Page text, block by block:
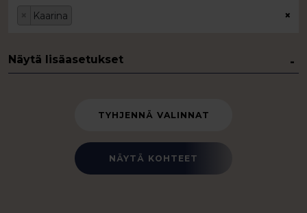
×
Kaarina
Näytä lisäasetukset
TYHJENNÄ VALINNAT
NÄYTÄ KOHTEET